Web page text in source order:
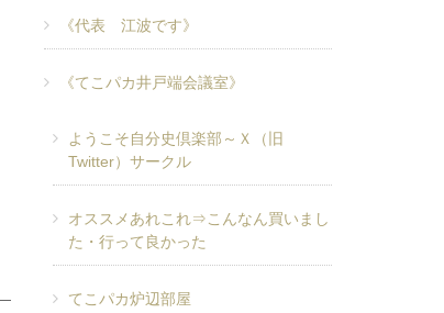
《代表 江波です》
《てこパカ井戸端会議室》
ようこそ自分史倶楽部～Ｘ（旧
Twitter）サークル
オススメあれこれ⇒こんなん買いまし
た・行って良かった
てこパカ炉辺部屋